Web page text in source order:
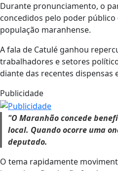
Durante pronunciamento, o
concedidos pelo poder
população maranhense.
A fala de Catulé ganhou
trabalhadores e setores
diante das recentes dispensas
Publicidade
"O Maranhão concede
local. Quando ocorre uma
deputado.
O tema rapidamente